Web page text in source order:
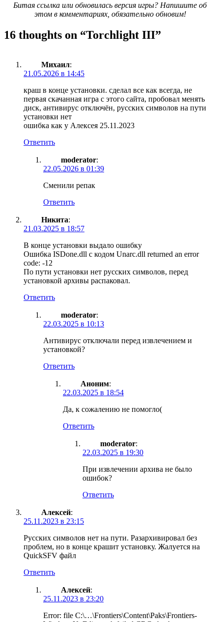
Битая ссылка или обновилась версия игры? Напишите об
этом в комментариях, обязательно обновим!
16 thoughts on “Torchlight III”
Михаил:
21.05.2026 в 14:45
краш в конце установки. сделал все как всегда, не
первая скачанная игра с этого сайта, пробовал менять
диск, антивирус отключён, русских символов на пути
установки нет
ошибка как у Алексея 25.11.2023
Ответить
moderator:
22.05.2026 в 01:39
Сменили репак
Ответить
Никита:
21.03.2025 в 18:57
В конце установки выдало ошибку
Ошибка ISDone.dll с кодом Unarc.dll returned an error
code: -12
По пути установки нет русских символов, перед
установкой архивы распаковал.
Ответить
moderator:
22.03.2025 в 10:13
Антивирус отключали перед извлечением и
установкой?
Ответить
Аноним:
22.03.2025 в 18:54
Да, к сожалению не помогло(
Ответить
moderator:
22.03.2025 в 19:30
При извлечении архива не было
ошибок?
Ответить
Алексей:
25.11.2023 в 23:15
Русских символов нет на пути. Разархивировал без
проблем, но в конце крашит установку. Жалуется на
QuickSFV файл
Ответить
Алексей:
25.11.2023 в 23:20
Error: file C:\…\Frontiers\Content\Paks\Frontiers-